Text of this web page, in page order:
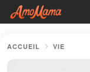
ACCUEIL VIE